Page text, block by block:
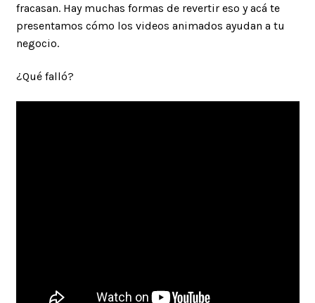
fracasan. Hay muchas formas de revertir eso y acá te
presentamos cómo los videos animados ayudan a tu
negocio.
¿Qué falló?